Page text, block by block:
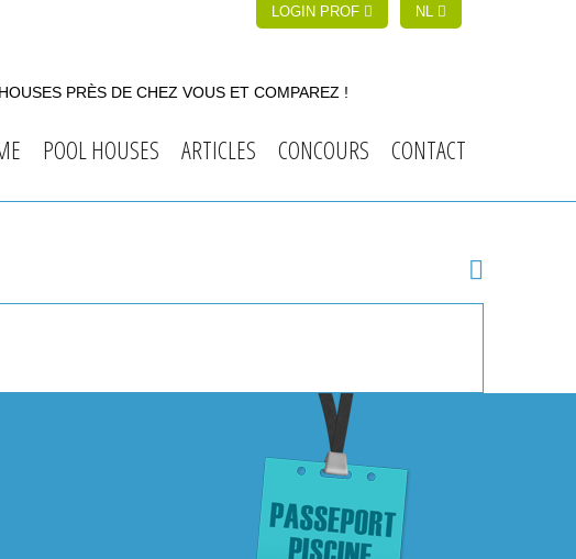
LOGIN PROF NL
PRÈS DE CHEZ VOUS ET COMPAREZ !
POOL HOUSES ARTICLES CONCOURS CONTACT